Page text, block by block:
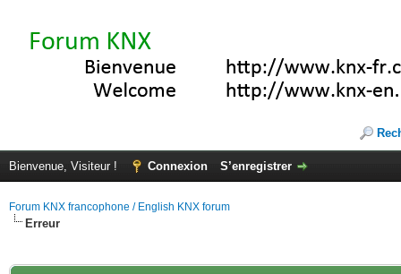
Bienvenue, Visiteur ! Connexion S’enregistrer
Forum KNX francophone / English KNX forum
Erreur